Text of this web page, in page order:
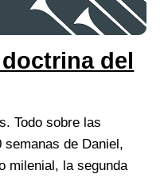
del
Todo sobre las
de Daniel,
milenial, la segunda